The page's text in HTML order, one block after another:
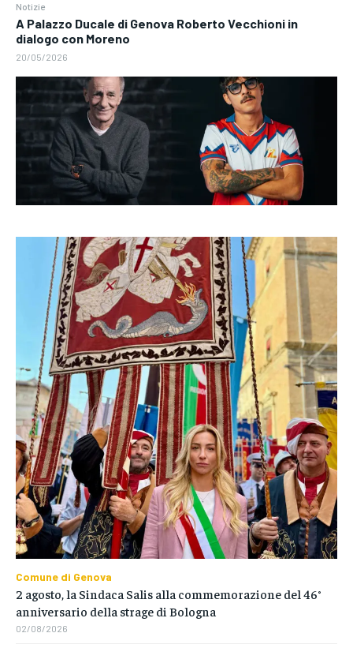
Notizie
A Palazzo Ducale di Genova Roberto Vecchioni in
dialogo con Moreno
20/05/2026
Comune di Genova
2 agosto, la Sindaca Salis alla commemorazione del 46°
anniversario della strage di Bologna
02/08/2026